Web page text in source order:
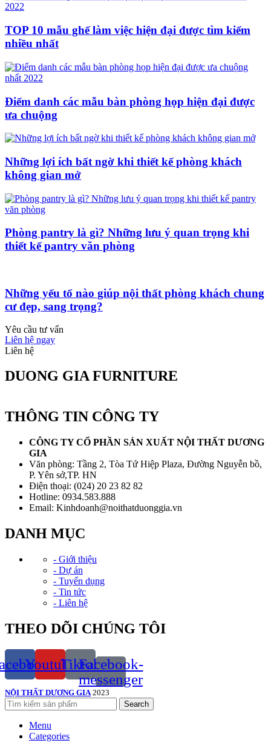
TOP 10 mẫu ghế làm việc hiện đại được tìm kiếm
nhiều nhất
Điểm danh các mẫu bàn phòng họp hiện đại được
ưa chuộng
Những lợi ích bất ngờ khi thiết kế phòng khách
không gian mở
Phòng pantry là gì? Những lưu ý quan trọng khi
thiết kế pantry văn phòng
Những yếu tố nào giúp nội thất phòng khách chung
cư đẹp, sang trọng?
Yêu cầu tư vấn
Liên hệ ngay
Liên hệ
DUONG GIA FURNITURE
THÔNG TIN CÔNG TY
CÔNG TY CỔ PHẦN SẢN XUẤT NỘI THẤT DƯƠNG
GIA
Văn phòng: Tầng 2, Tòa Tứ Hiệp Plaza, Đường Nguyễn bồ,
P. Yên sở,TP. HN
Điện thoại: (024) 20 23 82 82
Hotline: 0934.583.888
Email: Kinhdoanh@noithatduonggia.vn
DANH MỤC
- Giới thiệu
- Dự án
- Tuyển dụng
- Tin tức
- Liên hệ
THEO DÕI CHÚNG TÔI
YoutubeTiktok
Facebook-
messenger
NỘI THẤT DƯƠNG GIA 2023
Search
Menu
Categories